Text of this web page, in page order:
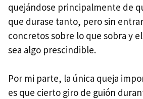
quejándose principalmente de
que durase tanto, pero sin
concretos sobre lo que sobra y
sea algo prescindible.
Por mi parte, la única queja
es que cierto giro de guión